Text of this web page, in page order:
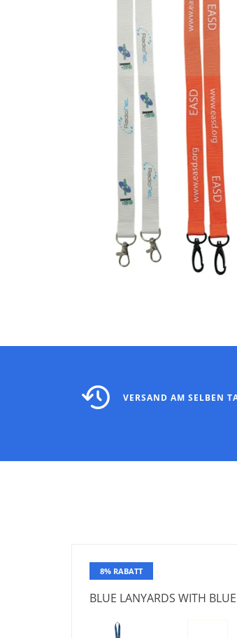
VERSAND AM SELBEN
8% RABATT
BLUE LANYARDS WITH